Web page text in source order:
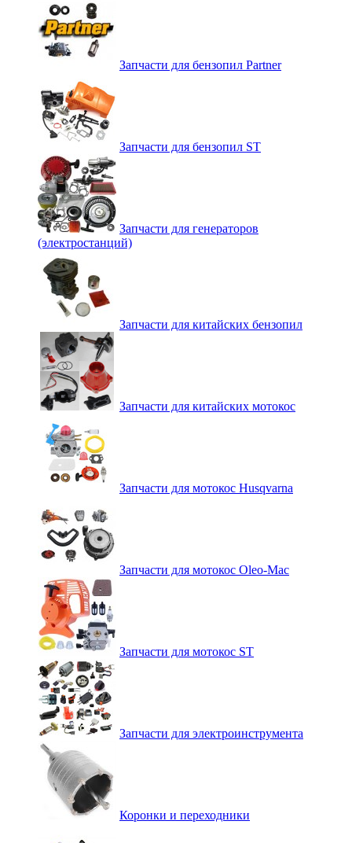
Запчасти для бензопил Partner
Запчасти для бензопил ST
Запчасти для генераторов
(электростанций)
Запчасти для китайских бензопил
Запчасти для китайских мотокос
Запчасти для мотокос Husqvarna
Запчасти для мотокос Oleo-Mac
Запчасти для мотокос ST
Запчасти для электроинструмента
Коронки и переходники